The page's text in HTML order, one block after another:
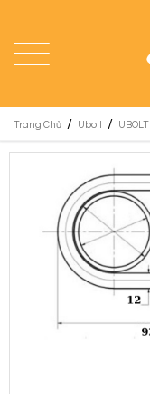
Trang Chủ / Ubolt /